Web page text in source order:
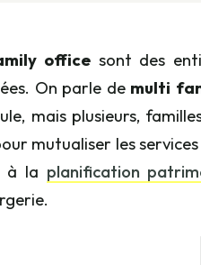
office sont des
On parle de multi
mais plusieurs,
mutualiser les
à la planification